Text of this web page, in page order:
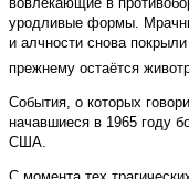
уродливые формы.
и алчности снова
прежнему остаётся
События, о которых
начавшиеся в 1965 году
США.